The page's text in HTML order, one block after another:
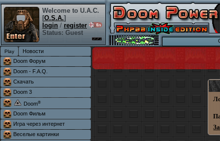
Welcome to U.A.C.
[O.S.A.]
login / register
Status: Guest
Новости
Doom Форум
Doom - F.A.Q.
Скачать
Doom 3
Doom®
Doom Фильм
Игра через интернет
Веселые картинки